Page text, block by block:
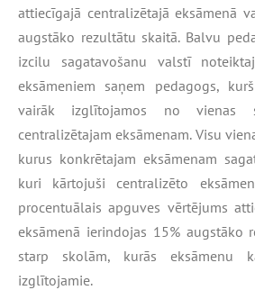
attiecīgajā centralizētajā eksāmenā
augstāko rezultātu skaitā. Balvu
izcilu sagatavošanu valstī
eksāmeniem saņem pedagogs,
vairāk izglītojamos no vienas
centralizētajam eksāmenam. Visu
kurus konkrētajam eksāmenam
kuri kārtojuši centralizēto
procentuālais apguves vērtējums
eksāmenā ierindojas 15% augstāko
starp skolām, kurās eksāmenu
izglītojamie.